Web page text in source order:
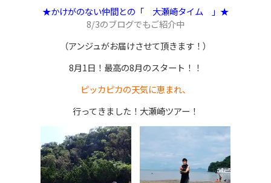
★かけがのない仲間との「 大瀬崎タイム 」★
8/3のブログでもご紹介中
（アンジュがお届けさせて頂きます！）
8月1日！最高の8月のスタート！！
ピッカピカの天気に恵まれ、
行ってきました！大瀬崎ツアー！